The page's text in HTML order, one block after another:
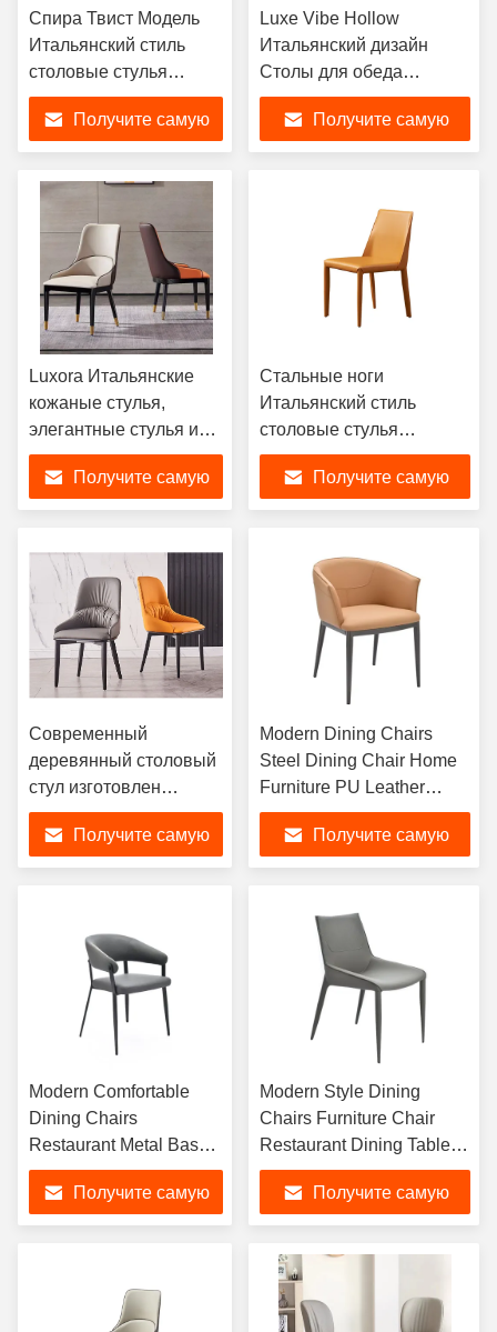
Спира Твист Модель
Итальянский стиль
столовые стулья
Интрига Серая PU
Кожа
Получите самую
Luxe Vibe Hollow
Итальянский дизайн
Столы для обеда
Эстетические
современные
Получите самую
Luxora Итальянские
кожаные стулья,
элегантные стулья из
твердого пепла.
Получите самую
Стальные ноги
Итальянский стиль
столовые стулья
Удобные сиденья седло
Кожевенный стул
Получите самую
Современный
деревянный столовый
стул изготовлен
вручную высокая
стабильность и
долговечность
Получите самую
Modern Dining Chairs
Steel Dining Chair Home
Furniture PU Leather
Living Room Chairs
Получите самую
Modern Comfortable
Dining Chairs
Restaurant Metal Base
And Fabric Seat Chair
Sets
Получите самую
Modern Style Dining
Chairs Furniture Chair
Restaurant Dining Tables
and Chairs Set
Получите самую